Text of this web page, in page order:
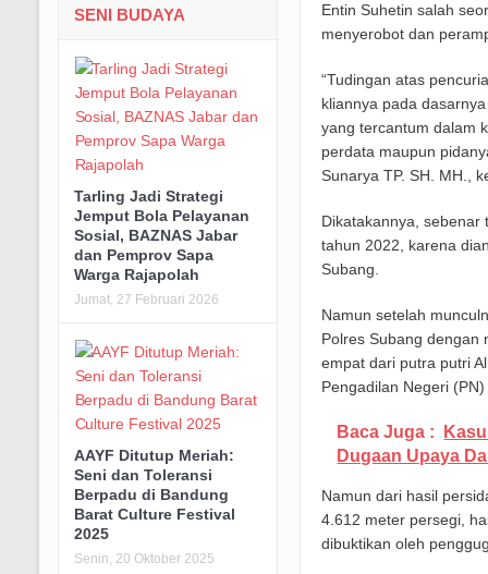
Entin Suhetin salah
menyerobot dan
“Tudingan atas
kliannya pada
yang tercantum dalam
perdata maupun
Sunarya TP. SH. MH.,
Dikatakannya,
tahun 2022, karena
Subang.
Namun setelah
Polres Subang dengan
empat dari putra putri
Pengadilan Negeri
Baca Juga :
Dugaan Upaya
Namun dari hasil
4.612 meter persegi,
dibuktikan oleh
SENI BUDAYA
Tarling Jadi Strategi
Jemput Bola Pelayanan
Sosial, BAZNAS Jabar
dan Pemprov Sapa
Warga Rajapolah
Jumat, 27 Februari 2026
AAYF Ditutup Meriah:
Seni dan Toleransi
Berpadu di Bandung
Barat Culture Festival
2025
Senin, 20 Oktober 2025